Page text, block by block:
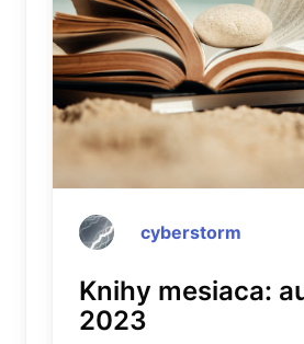
cyberstorm
Knihy mesiaca:
2023